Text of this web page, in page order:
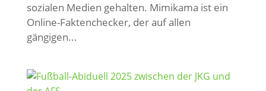
sozialen Medien gehalten. Mimikama ist ein
Online-Faktenchecker, der auf allen
gängigen...